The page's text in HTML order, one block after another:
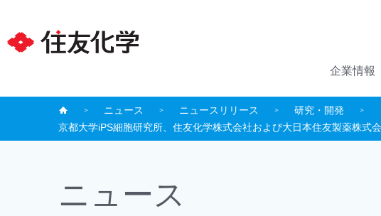
企業情報
ニュース ニュースリリース
研究・開発
京都大学iPS細胞研究所、住友化学株式会社および大日本住友製薬株
ニュース